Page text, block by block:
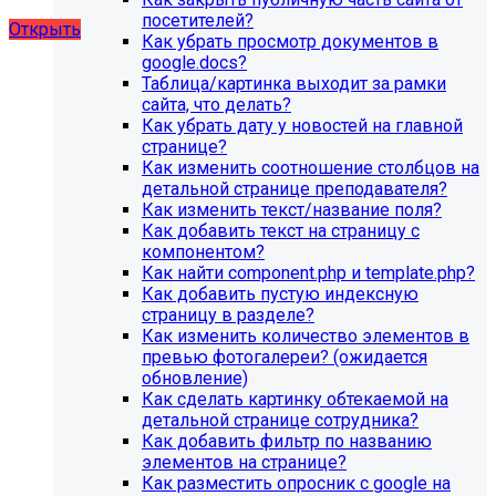
художественной школы, SIMAI: Сайт школы
Открыть
посетителей?
Как убрать просмотр документов в
google.docs?
Таблица/картинка выходит за рамки
сайта, что делать?
Как убрать дату у новостей на главной
странице?
Как изменить соотношение столбцов на
детальной странице преподавателя?
Как изменить текст/название поля?
Как добавить текст на страницу с
компонентом?
Как найти component.php и template.php?
Как добавить пустую индексную
страницу в разделе?
Как изменить количество элементов в
превью фотогалереи? (ожидается
обновление)
Как сделать картинку обтекаемой на
детальной странице сотрудника?
Как добавить фильтр по названию
элементов на странице?
Как разместить опросник с google на